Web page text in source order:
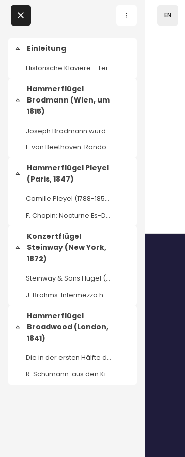
Home
Courses
Podcasts
News
Events
About us
Collapse
Einleitung
Historische Klaviere - Teil 01 - EinleitungProf. D...
Collapse
Hammerflügel
Brodmann (Wien, um
1815)
Joseph Brodmann wurde 1763 in Deuna, Preußen gebor...
L. van Beethoven: Rondo C-Dur Op. 51 Nr. 1Hubert R...
Collapse
Hammerflügel Pleyel
(Paris, 1847)
Camille Pleyel (1788-1855) — (Wien 1841) im Museum...
F. Chopin: Nocturne Es-Dur Op. 9 Nr. 2 Hubert Rutk...
Collapse
Konzertflügel
Steinway (New York,
1872)
Steinway & Sons Flügel (New York 1871) im Museum f...
J. Brahms: Intermezzo h-Moll Op. 119 Nr. 1 Hubert ...
Collapse
Hammerflügel
Broadwood (London,
1841)
Die in der ersten Hälfte des 19. Jahrhunderts entw...
R. Schumann: aus den Kinderszenen Op. 15 Träumerei...
Skip to - Close
EN